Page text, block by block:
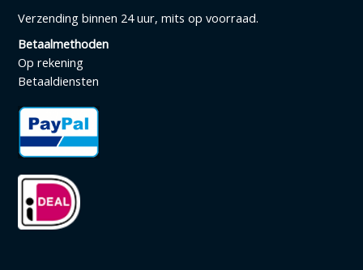
Verzending binnen 24 uur, mits op voorraad.
Betaalmethoden
Op rekening
Betaaldiensten